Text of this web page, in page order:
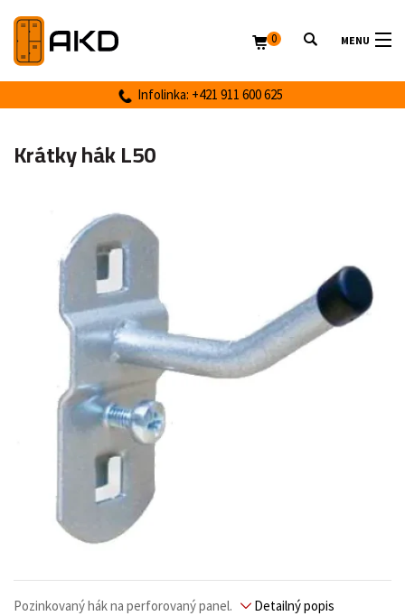
MENU
Infolinka: +421 911 600 625
0
Krátky hák L50
Pozinkovaný hák na perforovaný panel. Detailný popis